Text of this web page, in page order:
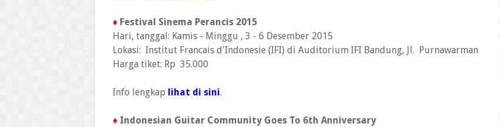
♦ Festival Sinema Perancis 2015
Hari, tanggal: Kamis - Minggu , 3 - 6 Desember 2015
Lokasi: Institut Francais d'Indonesie (IFI) di Auditorium IFI Bandung, Jl. Purnawarman
Harga tiket: Rp 35.000
Info lengkap lihat di sini.
♦ Indonesian Guitar Community Goes To 6th Anniversary